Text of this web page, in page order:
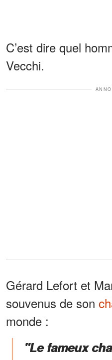
C’est dire quel
Vecchi.
Gérard Lefort et
souvenus de son
monde :
"Le fameux